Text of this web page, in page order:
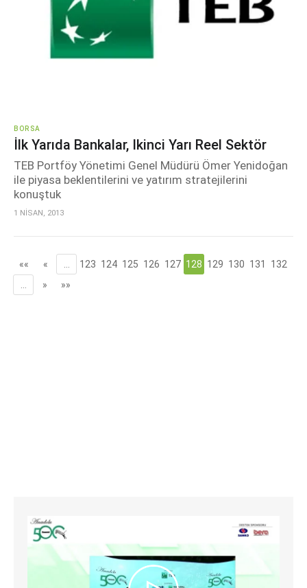
BORSA
İlk Yarıda Bankalar, Ikinci Yarı Reel Sektör
TEB Portföy Yönetimi Genel Müdürü Ömer Yenidoğan
ile piyasa beklentilerini ve yatırım stratejilerini
konuştuk
1 NİSAN, 2013
«« « 123 124 125 126 127 128 129 130 131
132
» »»